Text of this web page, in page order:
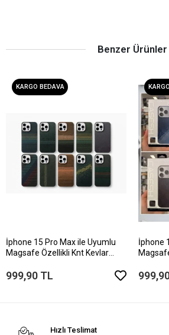
Benzer Ürünler
KARGO BEDAVA
İphone 15 Pro Max ile Uyumlu
Magsafe Özellikli Knt Kevlar
999,90 TL
İphone
Hızlı Teslimat